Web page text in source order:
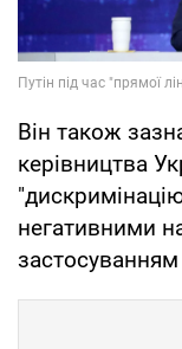
Він також
керівництва
негативними